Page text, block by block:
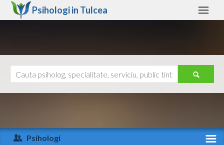
Psihologi in Tulcea
Arad
Ajutor
Psihologi